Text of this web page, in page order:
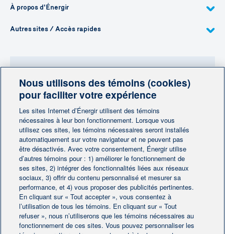
Facteur réseau – Proximité et capacité du réseau gazier
l’intérieur d’une zone dont la largeur est
potentiel combiné de production, calculé à partir d’une
somme pondérée des densités de matières disponibles sur
le territoire. Il est composé des éléments suivants :
Densité des ressources animales: 80 % de la
pondération
Densité des résidus de cultures: 10 % de la
pondération
Densité des résidus provenant des industries,
commerces et institutions (ICI): 10 % de la
pondération
Enfin, l’indice est ajusté légèrement à la baisse en fonction
de la charge en phosphore propre à chaque région.
Canada, Indicateur du phosphore (2021)
des projets de GNR soutenus (2025)
L’indice potentiel GSR
À propos d'Énergir
Autres sites / Accès rapides
Besoin de plus d'information?
Contactez-nous
Contactez-nous
Accueil | Contactez-nous |
Préférences des témoins | Avis juridique
Protection des renseignements personnels
Nous utilisons des témoins (cookies)
pour faciliter votre expérience
Les sites Internet d’Énergir utilisent des témoins
nécessaires à leur bon fonctionnement. Lorsque vous
utilisez ces sites, les témoins nécessaires seront installés
automatiquement sur votre navigateur et ne peuvent pas
être désactivés. Avec votre consentement, Énergir utilise
d’autres témoins pour : 1) améliorer le fonctionnement de
ses sites, 2) intégrer des fonctionnalités liées aux réseaux
sociaux, 3) offrir du contenu personnalisé et mesurer sa
performance, et 4) vous proposer des publicités pertinentes.
En cliquant sur « Tout accepter », vous consentez à
l’utilisation de tous les témoins. En cliquant sur « Tout
refuser », nous n’utiliserons que les témoins nécessaires au
fonctionnement de ces sites. Vous pouvez personnaliser les